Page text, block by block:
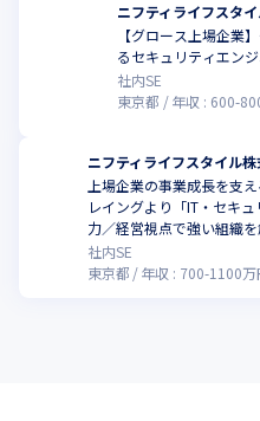
ニフティライフスタ
【グロース上場企業
るセキュリティエン
社内SE
東京都
年収 : 600-
ニフティライフスタイル
上場企業の事業成長を支
レイングより「IT・セキ
力／経営視点で強い組織を
社内SE
東京都
年収 : 700-1100